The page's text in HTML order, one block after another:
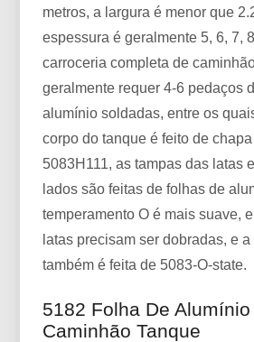
metros, a largura é menor que
espessura é geralmente 5, 6, 7,
carroceria completa de
geralmente requer 4-6 pedaços
alumínio soldadas, entre os
corpo do tanque é feito de
5083H111, as tampas das latas
lados são feitas de folhas de
temperamento O é mais suave,
latas precisam ser dobradas, e
também é feita de 5083-O-state.
5182 Folha De
Caminhão Tanque